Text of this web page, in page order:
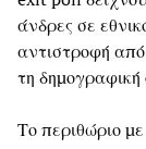
άνδρες σε
αντιστροφή
τη
Το περιθώριο